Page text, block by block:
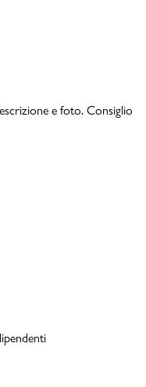
e foto. Consiglio